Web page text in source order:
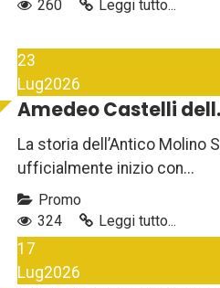
260
Leggi tutto...
23
Lug2026
Amedeo Castelli
La storia dell’Antico Molino
ufficialmente inizio con...
Promo
324
Leggi tutto...
17
Lug2026